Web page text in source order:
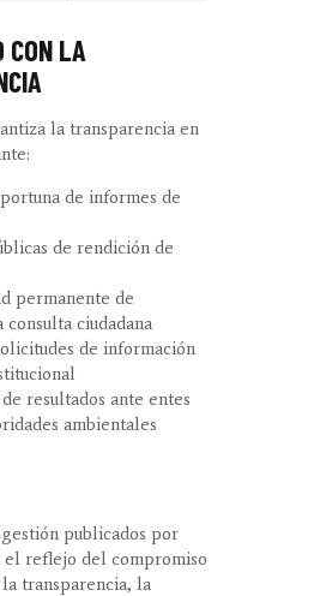
CON LA
la transparencia en
de informes de
de rendición de
permanente de
ciudadana
de información
resultados ante entes
ambientales
publicados por
el reflejo del compromiso
transparencia, la